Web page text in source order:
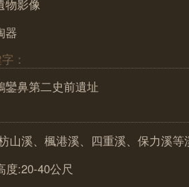
物影像
器
：
鑾鼻第二史前遺址
山溪、楓港溪、四重溪、保力溪等
度:20-40公尺